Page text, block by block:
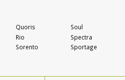
Quoris
Rio
Sorento
Soul
Spectra
Sportage